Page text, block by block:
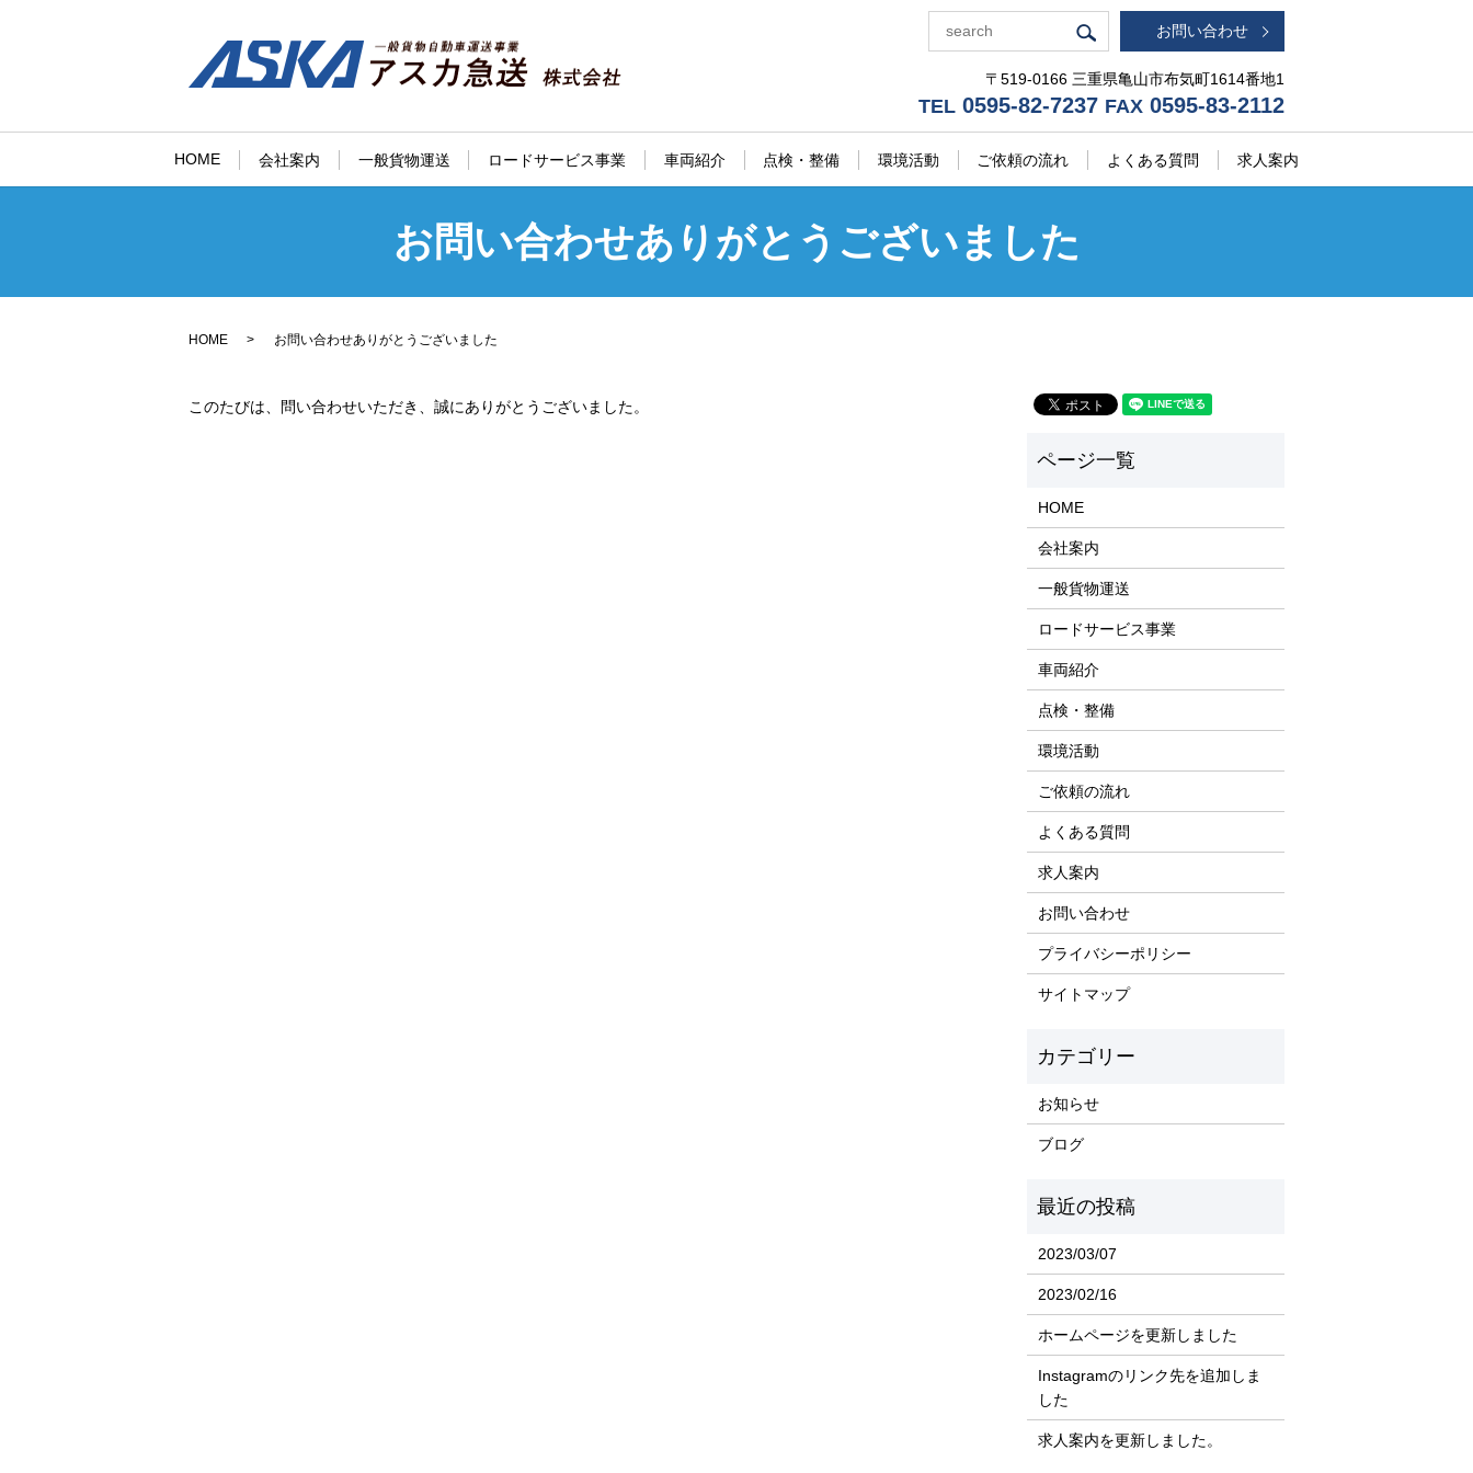
お問い合わせ
〒519-0166 三重県亀山市布気町1614番地1
TEL 0595-82-7237 FAX 0595-83-2112
HOME 会社案内 一般貨物運送 ロードサービス事業 車両紹介 点検・整備 環境活動 ご依頼の流れ よくある質問 求人案内
お問い合わせありがとうございました
HOME お問い合わせありがとうございました
このたびは、問い合わせいただき、誠にありがとうございました。
HOME
会社案内
一般貨物運送
ロードサービス事業
車両紹介
点検・整備
環境活動
ご依頼の流れ
よくある質問
求人案内
お問い合わせ
プライバシーポリシー
サイトマップ
お知らせ
ブログ
2023/03/07
2023/02/16
ホームページを更新しました
Instagramのリンク先を追加しま
した
求人案内を更新しました。